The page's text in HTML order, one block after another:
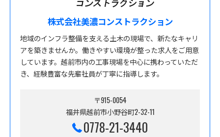
株式会社美濃コンストラクション
地域のインフラ整備を支える土木の現場で、新たなキャリ
アを築きませんか。働きやすい環境が整った求人をご用意
しています。越前市内の工事現場を中心に携わっていただ
き、経験豊富な先輩社員が丁寧に指導します。
〒915-0054
福井県越前市小野谷町2-32-11
0778-21-3440